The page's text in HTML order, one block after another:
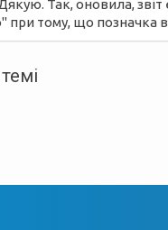
Так, оновила, звіт
при тому, що позначка